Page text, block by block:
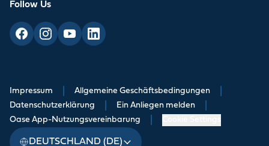
Follow Us
Impressum Allgemeine Geschäftsbedingungen
Datenschutzerklärung Ein Anliegen melden
Oase App-Nutzungsvereinbarung
DEUTSCHLAND (DE)